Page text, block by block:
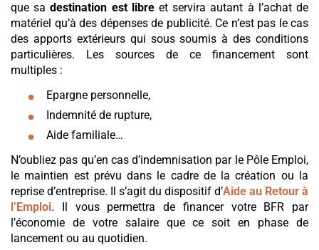
que sadestination est libreet servira autant à l’achat de
matériel qu’à des dépenses de publicité. Ce n’est pas le cas
des apports extérieurs qui sous soumis à des conditions
particulières. Les sources de ce financement sont
multiples :
Epargne personnelle,
Indemnité de rupture,
Aide familiale…
N’oubliez pas qu’en cas d’indemnisation par le Pôle Emploi,
le maintien est prévu dans le cadre de la création ou la
reprise d’entreprise. Il s’agit du dispositif d’Aide au Retour à
l’Emploi. Il vous permettra de financer votre BFR par
l’économie de votre salaire que ce soit en phase de
lancement ou au quotidien.